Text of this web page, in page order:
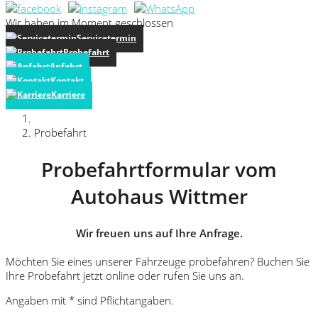
Wir haben im Moment geschlossen
Servicetermin
Probefahrt
Anfahrt
Kontakt
Karriere
Probefahrt
Probefahrtformular vom
Autohaus Wittmer
Wir freuen uns auf Ihre Anfrage.
Möchten Sie eines unserer Fahrzeuge probefahren? Buchen Sie
Ihre Probefahrt jetzt online oder rufen Sie uns an.
Angaben mit * sind Pflichtangaben.